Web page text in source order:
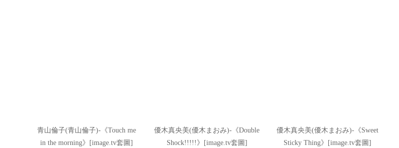
青山倫子(青山倫子)-《Touch me
in the morning》[image.tv套圖]
優木真央美(優木まおみ)-《Double
Shock!!!!!》[image.tv套圖]
優木真央美(優木まおみ)-《Sweet
Sticky Thing》[image.tv套圖]